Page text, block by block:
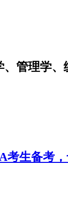
管理学
考生备考